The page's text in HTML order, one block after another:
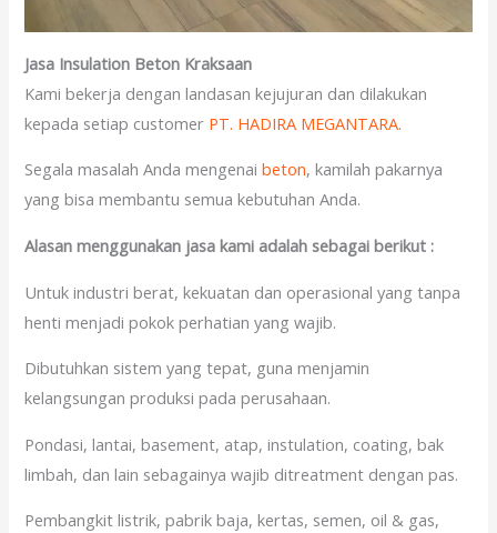
Jasa Insulation Beton Kraksaan
Kami bekerja dengan landasan kejujuran dan dilakukan
kepada setiap customer PT. HADIRA MEGANTARA.
Segala masalah Anda mengenaibeton, kamilah pakarnya
yang bisa membantu semua kebutuhan Anda.
Alasan menggunakan jasa kami adalah sebagai berikut :
Untuk industri berat, kekuatan dan operasional yang tanpa
henti menjadi pokok perhatian yang wajib.
Dibutuhkan sistem yang tepat, guna menjamin
kelangsungan produksi pada perusahaan.
Pondasi, lantai, basement, atap, instulation, coating, bak
limbah, dan lain sebagainya wajib ditreatment dengan pas.
Pembangkit listrik, pabrik baja, kertas, semen, oil & gas,